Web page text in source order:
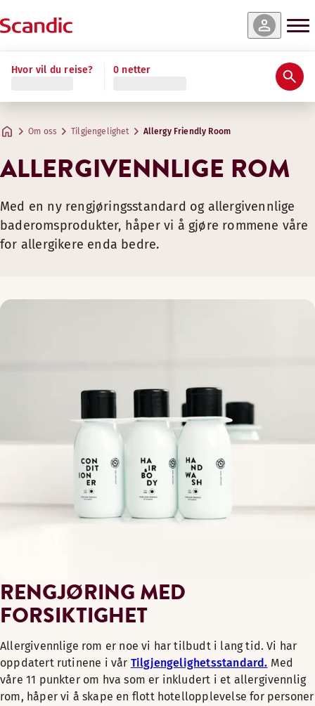
Hvor vil du reise? 0 netter
Om oss Tilgjengelighet Allergy Friendly Room
ALLERGIVENNLIGE ROM
Med en ny rengjøringsstandard og allergivennlige
baderomsprodukter, håper vi å gjøre rommene våre
for allergikere enda bedre.
RENGJØRING MED
FORSIKTIGHET
Allergivennlige rom er noe vi har tilbudt i lang tid. Vi har
oppdatert rutinene i vår Tilgjengelighetsstandard. Med
våre 11 punkter om hva som er inkludert i et allergivennlig
rom, håper vi å skape en flott hotellopplevelse for personer